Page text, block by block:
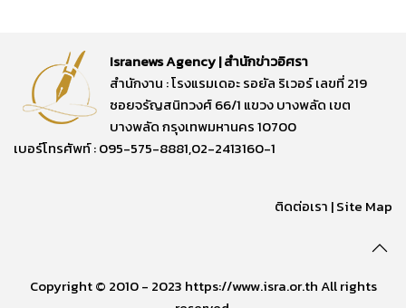
Isranews Agency | สำนักข่าวอิศรา
สำนักงาน : โรงแรมเดอะ รอยัล ริเวอร์ เลขที่ 219
ซอยจรัญสนิทวงศ์ 66/1 แขวง บางพลัด เขต
บางพลัด กรุงเทพมหานคร 10700
เบอร์โทรศัพท์ : 095-575-8881,02-2413160-1
ติดต่อเรา |Site Map
Copyright © 2010 - 2023 https://www.isra.or.th All rights